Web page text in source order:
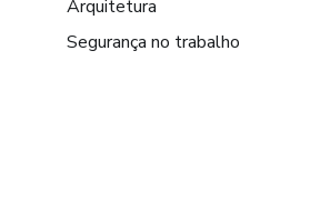
Arquitetura
Segurança no trabalho